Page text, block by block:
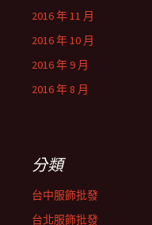
2016 年 11 月
2016 年 10 月
2016 年 9 月
2016 年 8 月
分類
台中服飾批發
台北服飾批發